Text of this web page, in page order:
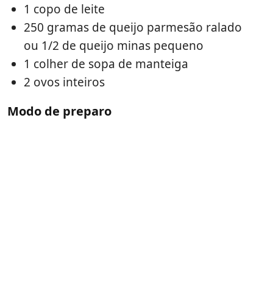
1 copo de leite
250 gramas de queijo parmesão ralado
ou 1/2 de queijo minas pequeno
1 colher de sopa de manteiga
2 ovos inteiros
Modo de preparo